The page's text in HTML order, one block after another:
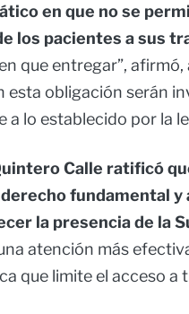
en que no se
los pacientes a sus
que entregar”,
esta obligación serán
lo establecido por la
Calle ratificó
fundamental y
la presencia de la
atención más
que limite el acceso a